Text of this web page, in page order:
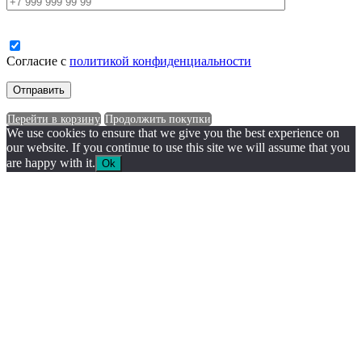
Согласие с политикой конфиденциальности
Перейти в корзину Продолжить покупки
We use cookies to ensure that we give you the best experience on
our website. If you continue to use this site we will assume that you
are happy with it. Ok